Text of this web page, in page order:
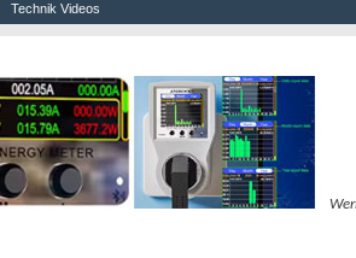
Technik Videos